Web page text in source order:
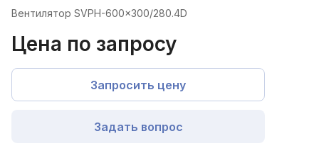
Вентилятор SVPH-600×300/280.4D
Цена по запросу
Запросить цену
Задать вопрос